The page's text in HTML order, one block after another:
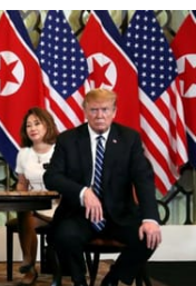
سياسة
إقتصاد
منوعات
كأس العالم
البرامج